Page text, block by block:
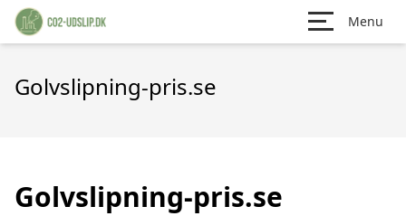
Menu
Golvslipning-pris.se
Golvslipning-pris.se